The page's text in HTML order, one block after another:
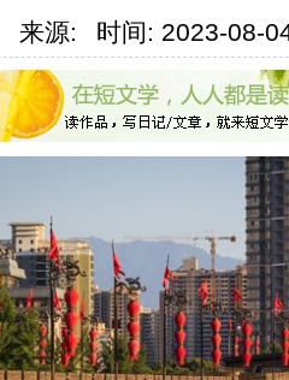
来源: 时间: 2023-08-